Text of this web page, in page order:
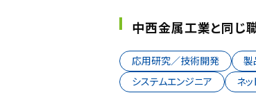
中西金属工業と同じ
応用研究／技術開発 製
システムエンジニア
ネ